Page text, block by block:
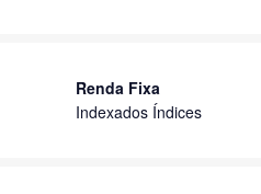
Renda Fixa
Indexados Índices